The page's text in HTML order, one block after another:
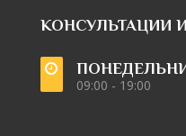
КОНСУЛЬТАЦИИ
09:00 - 19:00